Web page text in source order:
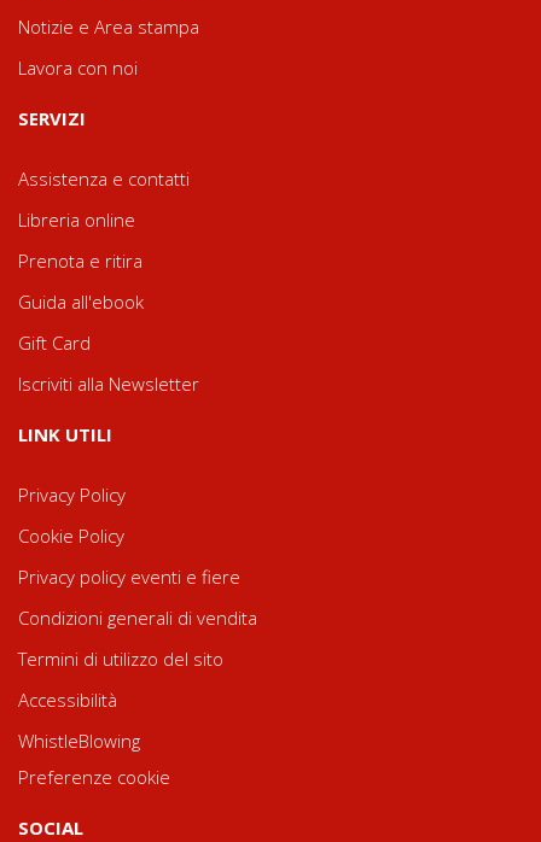
Notizie e Area stampa
Lavora con noi
SERVIZI
Assistenza e contatti
Libreria online
Prenota e ritira
Guida all'ebook
Gift Card
Iscriviti alla Newsletter
LINK UTILI
Privacy Policy
Cookie Policy
Privacy policy eventi e fiere
Condizioni generali di vendita
Termini di utilizzo del sito
Accessibilità
WhistleBlowing
Preferenze cookie
SOCIAL